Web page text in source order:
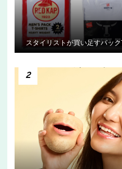
スタイリストが買い足すパッ
2